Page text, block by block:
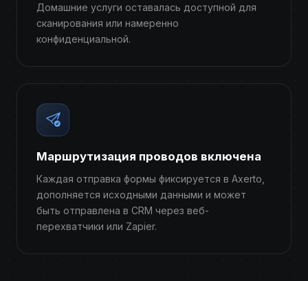
Домашние услуги оставалась доступной для
сканирования или намеренно
конфиденциальной.
Маршрутизация проводов включена
Каждая отправка формы фиксируется в Axerto,
дополняется исходными данными и может
быть отправлена ​​в CRM через веб-
перехватчики или Zapier.